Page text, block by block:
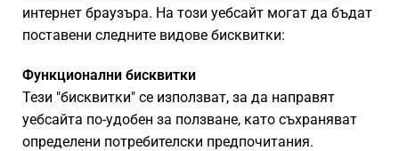
интернет браузъра. На този уебсайт могат да бъдат
поставени следните видове бисквитки:
Функционални бисквитки
Тези "бисквитки" се използват, за да направят
уебсайта по-удобен за ползване, като съхраняват
определени потребителски предпочитания.